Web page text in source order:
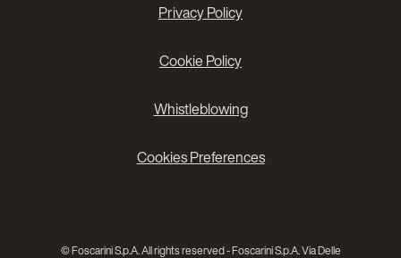
Privacy Policy
Cookie Policy
Whistleblowing
Cookies Preferences
© Foscarini S.p.A. All rights reserved - Foscarini S.p.A. Via Delle